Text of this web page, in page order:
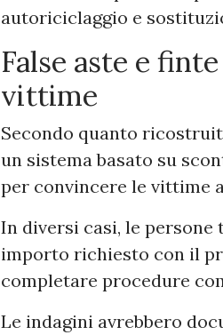
autoriciclaggio e
False aste e
vittime
Secondo quanto
un sistema basato su
per convincere le vittime
In diversi casi, le
importo richiesto con il
completare procedure
Le indagini avrebbero